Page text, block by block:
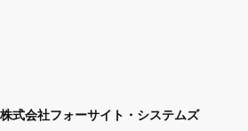
株式会社フォーサイト・システムズ